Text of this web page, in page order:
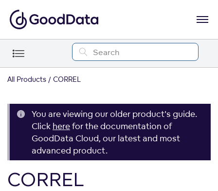
All Products CORREL
You are viewing our older product's guide.
Click herefor the documentation of
GoodData Cloud, our latest and most
advanced product.
CORREL